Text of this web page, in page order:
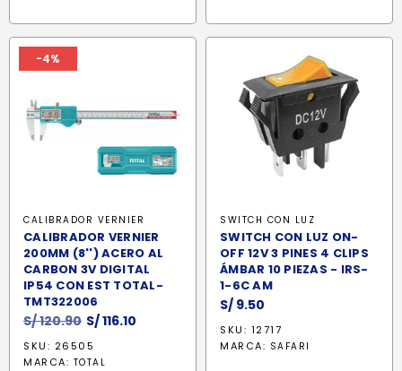
-4%
CALIBRADOR VERNIER
CALIBRADOR VERNIER
200MM (8'') ACERO AL
CARBON 3V DIGITAL
IP54 CON EST TOTAL-
TMT322006
S/120.90 El
precio
original
S/116.10
SKU: 26505
MARCA: TOTAL
SWITCH CON LUZ
SWITCH CON LUZ ON-
OFF 12V 3 PINES 4 CLIPS
ÁMBAR 10 PIEZAS - IRS-
1-6C AM
S/ 9.50
SKU: 12717
MARCA: SAFARI